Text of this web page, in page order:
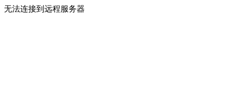
无法连接到远程服务器